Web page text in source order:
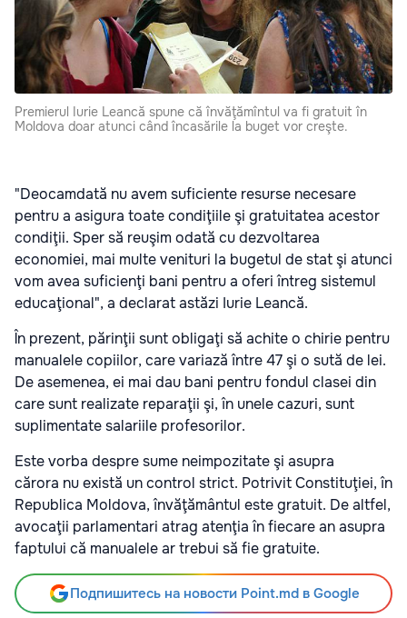
Premierul Iurie Leancă spune că învăţămîntul va fi gratuit în
Moldova doar atunci când încasările la buget vor creşte.
"Deocamdată nu avem suficiente resurse necesare
pentru a asigura toate condiţiile şi gratuitatea acestor
condiţii. Sper să reuşim odată cu dezvoltarea
economiei, mai multe venituri la bugetul de stat şi atunci
vom avea suficienţi bani pentru a oferi întreg sistemul
educaţional", a declarat astăzi Iurie Leancă.
În prezent, părinţii sunt obligaţi să achite o chirie pentru
manualele copiilor, care variază între 47 şi o sută de lei.
De asemenea, ei mai dau bani pentru fondul clasei din
care sunt realizate reparaţii şi, în unele cazuri, sunt
suplimentate salariile profesorilor.
Este vorba despre sume neimpozitate şi asupra
cărora nu există un control strict. Potrivit Constituţiei, în
Republica Moldova, învăţământul este gratuit. De altfel,
avocaţii parlamentari atrag atenţia în fiecare an asupra
faptului că manualele ar trebui să fie gratuite.
Подпишитесь на новости Point.md в Google